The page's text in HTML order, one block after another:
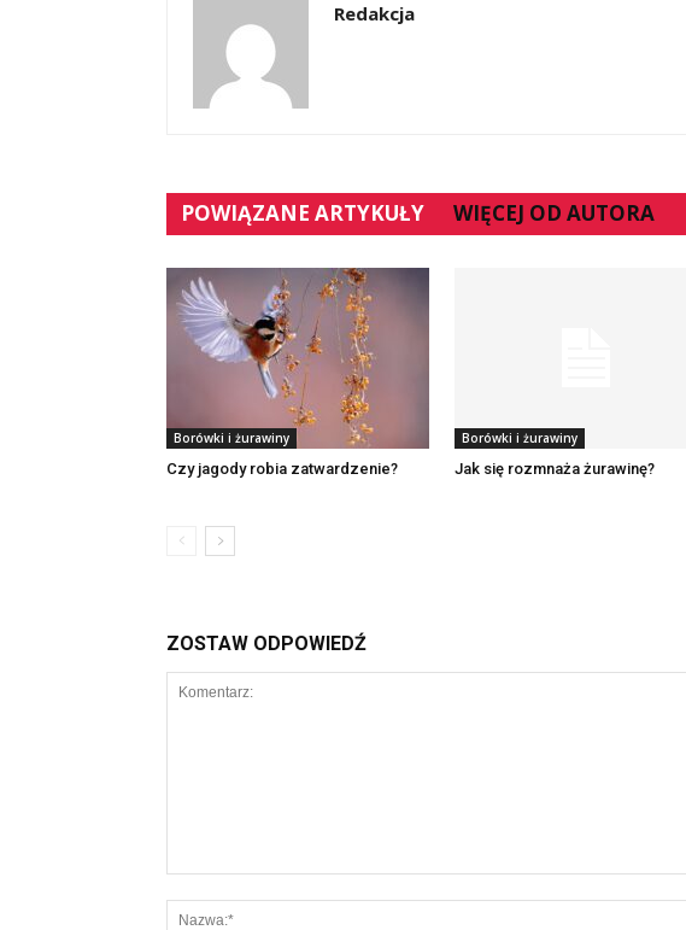
Redakcja
POWIĄZANE ARTYKUŁY WIĘCEJ OD AUTORA
Borówki i żurawiny
Czy jagody robia zatwardzenie?
Borówki i żurawiny
Jak się rozmnaża żurawinę?
ZOSTAW ODPOWIEDŹ